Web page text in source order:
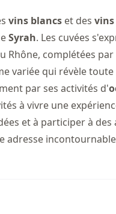
vins blancs et des vins
Syrah. Les cuvées
Rhône, complétées
variée qui révèle
par ses activités d'
à vivre une
et à participer à
adresse